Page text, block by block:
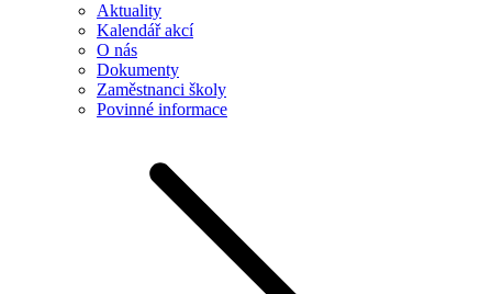
Aktuality
Kalendář akcí
O nás
Dokumenty
Zaměstnanci školy
Povinné informace